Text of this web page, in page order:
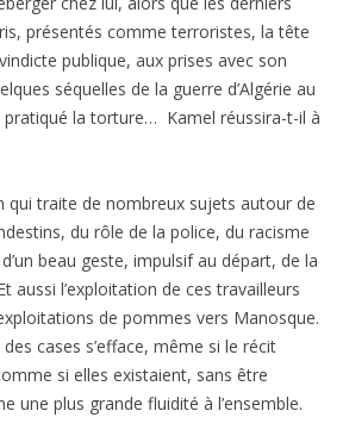
présentés comme terroristes, la tête
publique, aux prises avec son
séquelles de la guerre d’Algérie au
pratiqué la torture… Kamel réussira-t-il à
qui traite de nombreux sujets autour de
du rôle de la police, du racisme
beau geste, impulsif au départ, de la
aussi l’exploitation de ces travailleurs
de pommes vers Manosque.
cases s’efface, même si le récit
si elles existaient, sans être
une plus grande fluidité à l’ensemble.